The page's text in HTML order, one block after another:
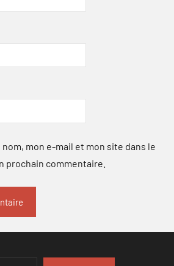
mon e-mail et mon site dans le
prochain commentaire.